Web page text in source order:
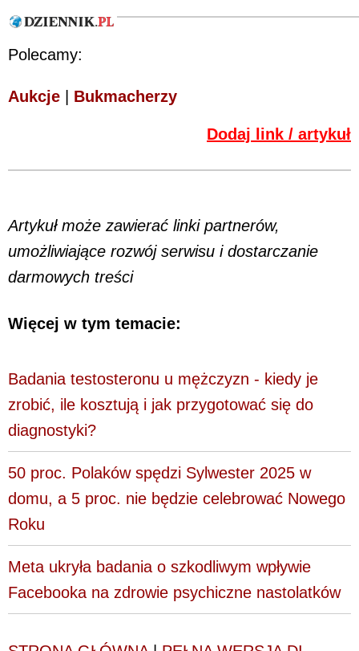
Polecamy:
Aukcje Bukmacherzy
Dodaj link / artykuł
Artykuł może zawierać linki partnerów,
umożliwiające rozwój serwisu i dostarczanie
darmowych treści
Więcej w tym temacie:
Badania testosteronu u mężczyzn - kiedy je
zrobić, ile kosztują i jak przygotować się do
diagnostyki?
50 proc. Polaków spędzi Sylwester 2025 w
domu, a 5 proc. nie będzie celebrować Nowego
Roku
Meta ukryła badania o szkodliwym wpływie
Facebooka na zdrowie psychiczne nastolatków